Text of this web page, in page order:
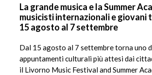
La grande musica e la Summer
musicisti internazionali e giovani
15 agosto al 7 settembre
Dal 15 agosto al 7 settembre torna uno
appuntamenti culturali più attesi dai
il Livorno Music Festival and Summer